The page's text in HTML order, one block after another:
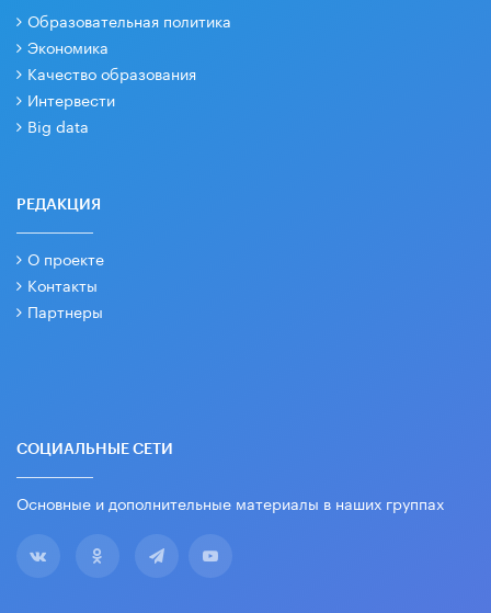
Образовательная политика
Экономика
Качество образования
Интервести
Big data
РЕДАКЦИЯ
О проекте
Контакты
Партнеры
СОЦИАЛЬНЫЕ СЕТИ
Основные и дополнительные материалы в наших группах